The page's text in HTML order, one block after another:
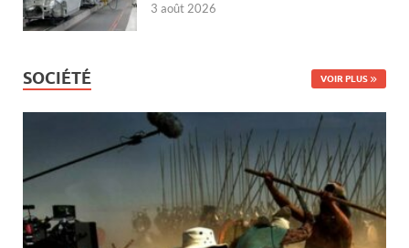
3 août 2026
SOCIÉTÉ VOIR PLUS